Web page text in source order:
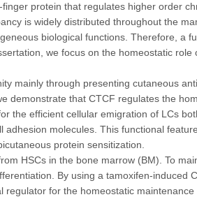
protein that regulates higher order
is widely distributed throughout the
biological functions. Therefore, a
we focus on the homeostatic role
mainly through presenting cutaneous
demonstrate that CTCF regulates the
the efficient cellular emigration of LCs
molecules. This functional
protein sensitization.
HSCs in the bone marrow (BM). To
By using a tamoxifen-induced
for the homeostatic